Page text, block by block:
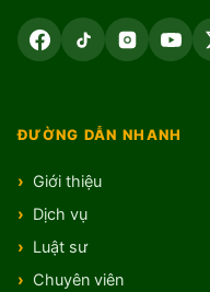
ĐƯỜNG DẪN NHANH
Giới thiệu
Dịch vụ
Luật sư
Chuyên viên